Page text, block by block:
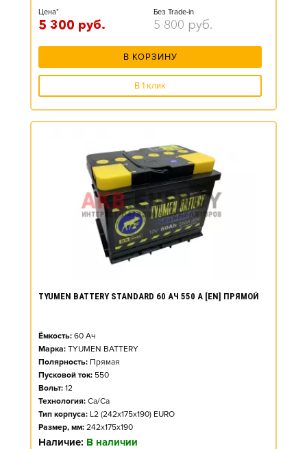
Цена*
5 300 руб.
Без Trade-in
5 800 руб.
В КОРЗИНУ
В 1 клик
TYUMEN BATTERY STANDARD 60 АЧ 550 А [EN] ПРЯМОЙ
Ёмкость: 60 Ач
Марка: TYUMEN BATTERY
Полярность: Прямая
Пусковой ток: 550
Вольт: 12
Технология: Ca/Ca
Тип корпуса: L2 (242x175x190) EURO
Размер, мм: 242x175x190
Наличие: В наличии